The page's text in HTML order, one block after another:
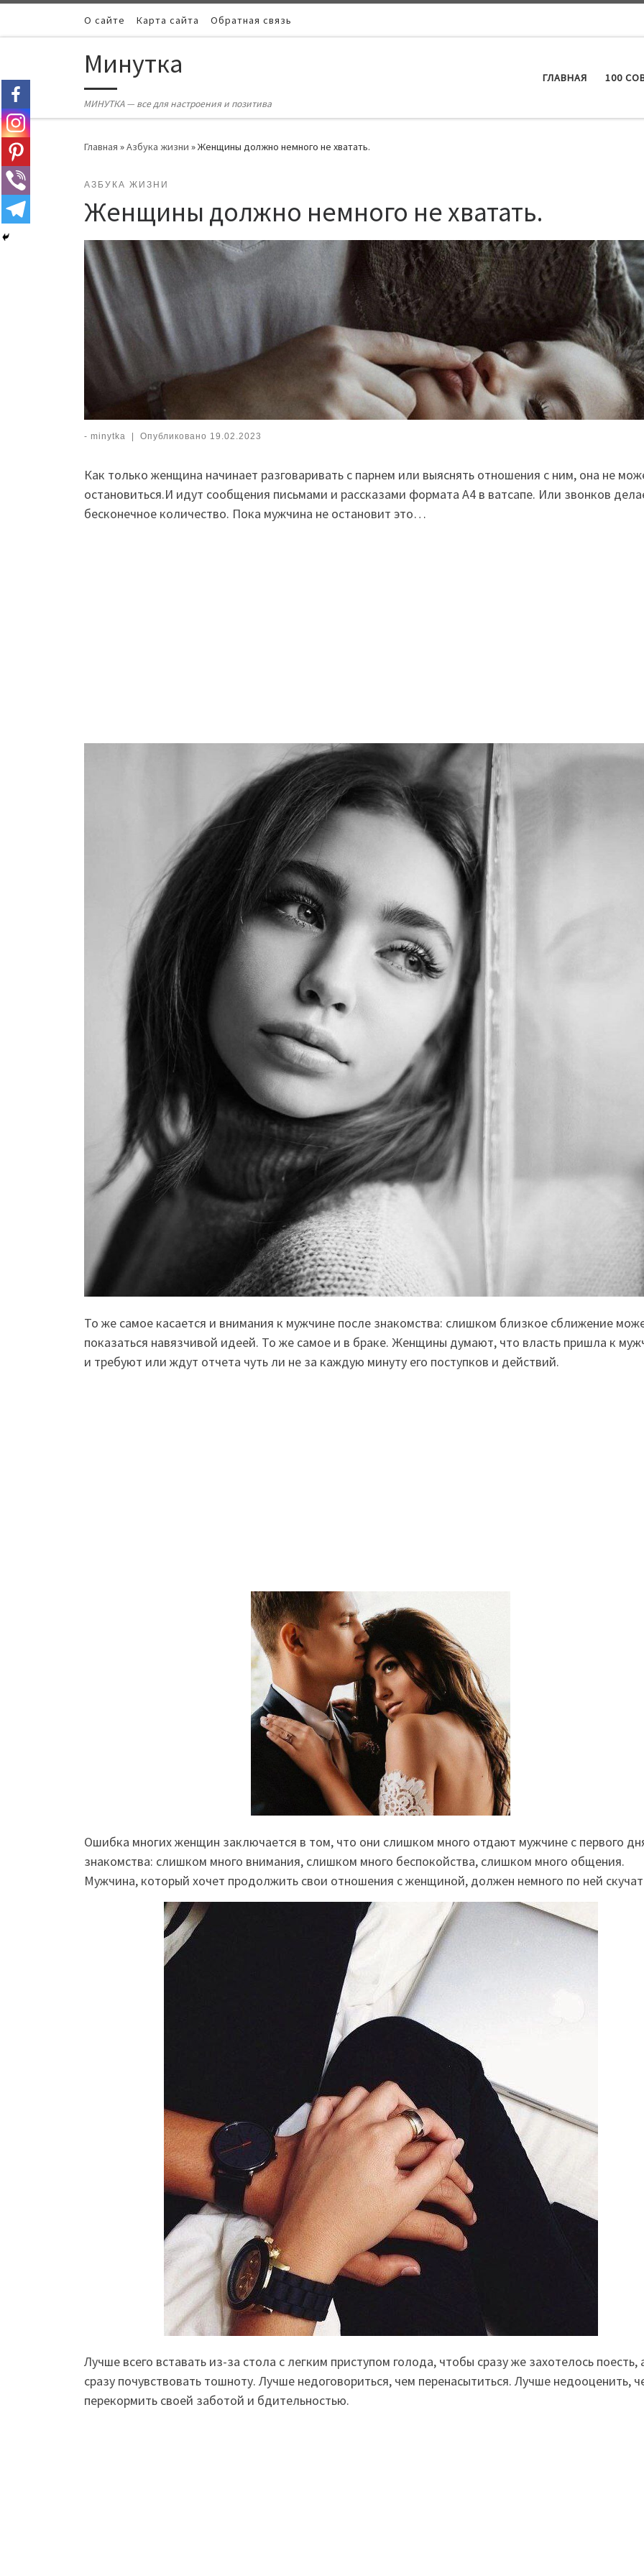
Skip to contentО сайте Карта сайта Обратная связь
Минутка
МИНУТКА — все для настроения и позитива
ГЛАВНАЯ 100
Главная »Азбука жизни »Женщины должно немного не хватать.
АЗБУКА ЖИЗНИ
Женщины должно немного не хватать.
- minytka Опубликовано 19.02.2023
Как только женщина начинает разговаривать с парнем или выяснять отношения с ним, она не
остановиться.И идут сообщения письмами и рассказами формата А4 в ватсапе. Или звонков
бесконечное количество. Пока мужчина не остановит это…
То же самое касается и внимания к мужчине после знакомства: слишком близкое сближение
показаться навязчивой идеей. То же самое и в браке. Женщины думают, что власть пришла к
и требуют или ждут отчета чуть ли не за каждую минуту его поступков и действий.
Ошибка многих женщин заключается в том, что они слишком много отдают мужчине с первого
знакомства: слишком много внимания, слишком много беспокойства, слишком много общения.
Мужчина, который хочет продолжить свои отношения с женщиной, должен немного по ней
Лучше всего вставать из-за стола с легким приступом голода, чтобы сразу же захотелось поесть,
сразу почувствовать тошноту. Лучше недоговориться, чем перенасытиться. Лучше недооценить,
перекормить своей заботой и бдительностью.